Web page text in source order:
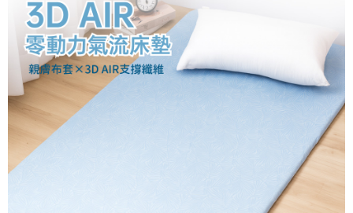
【注意事項】
1.本服務係由「台灣大哥大股份有限公司」（以下簡稱本公司）所提供，讓
用戶於交易時，得透過本服務購買商品或服務，並由商店將買賣／分期付款
買賣價金債權讓與本公司後，依約使用本公司帳單繳交帳款。
2.基於同意付款使用「大哥付你分期」之契約關係目的，商店將以您的個人
資料（包含姓名、電話或地址）提供予台灣大哥大進項蒐集、處理及利用，
由本公司與您本人進行分期帳單所需資料之確認、核對及更正。
3.完整用戶服務條款，請詳閱以下連結：
３．收到繳費通知簡訊後14天內，點擊此簡訊中的連結，可透過四大超商／
ATM／網路銀行／等多元方式進行付款，方視為交易完成。
※ 請注意：結帳手續完成當下不需立刻繳費，但若您需要取消訂單，請聯絡
購買商品的店家。未經商家同意取消之訂單仍視為有效，需透過AFTEE先享
後付繳納相關費用。
※ 交易是否成功請以「AFTEE先享後付 」之結帳頁面顯示為準，若有關於
是否繳費成功／繳費後需取消欲退款等相關疑問，請聯繫「AFTEE先享後付
客戶支援中心」https://netprotections.freshdesk.com/support/home
【注意事項】
１．透過由恩沛科技股份有限公司提供之「AFTEE先享後付」服務完成之交
易，需依本服務之必要範圍內提供個人資料，並將交易相關給付款項請求債